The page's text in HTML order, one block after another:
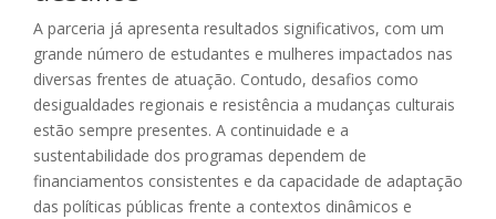
A parceria já apresenta resultados significativos, com um
grande número de estudantes e mulheres impactados nas
diversas frentes de atuação. Contudo, desafios como
desigualdades regionais e resistência a mudanças culturais
estão sempre presentes. A continuidade e a
sustentabilidade dos programas dependem de
financiamentos consistentes e da capacidade de adaptação
das políticas públicas frente a contextos dinâmicos e